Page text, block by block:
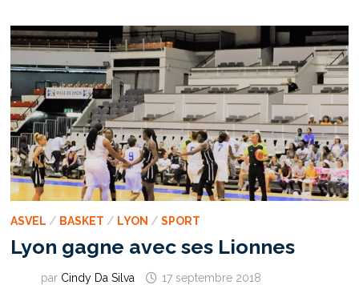
ASVEL / BASKET / LYON / SPORT
Lyon gagne avec ses Lionnes
par Cindy Da Silva 17 septembre 2018